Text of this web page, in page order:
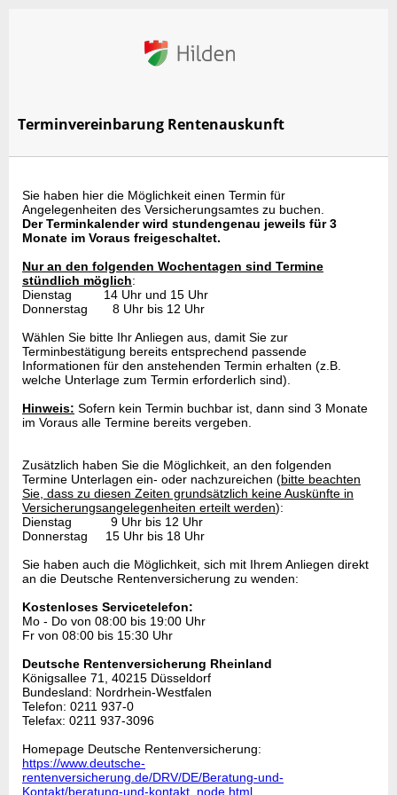
Terminvereinbarung Rentenauskunft
Sie haben hier die Möglichkeit einen Termin für
Angelegenheiten des Versicherungsamtes zu buchen.
Der Terminkalender wird stundengenau jeweils für 3
Monate im Voraus freigeschaltet.
Nur an den folgenden Wochentagen sind Termine
stündlich möglich:
Dienstag 14 Uhr und 15 Uhr
Donnerstag 8 Uhr bis 12 Uhr
Wählen Sie bitte Ihr Anliegen aus, damit Sie zur
Terminbestätigung bereits entsprechend passende
Informationen für den anstehenden Termin erhalten (z.B.
welche Unterlage zum Termin erforderlich sind).
Hinweis: Sofern kein Termin buchbar ist, dann sind 3 Monate
im Voraus alle Termine bereits vergeben.
Zusätzlich haben Sie die Möglichkeit, an den folgenden
Termine Unterlagen ein- oder nachzureichen (bitte beachten
Sie, dass zu diesen Zeiten grundsätzlich keine Auskünfte in
Versicherungsangelegenheiten erteilt werden):
Dienstag 9 Uhr bis 12 Uhr
Donnerstag 15 Uhr bis 18 Uhr
Sie haben auch die Möglichkeit, sich mit Ihrem Anliegen direkt
an die Deutsche Rentenversicherung zu wenden:
Kostenloses Servicetelefon:
Mo - Do von 08:00 bis 19:00 Uhr
Fr von 08:00 bis 15:30 Uhr
Deutsche Rentenversicherung Rheinland
Königsallee 71, 40215 Düsseldorf
Bundesland: Nordrhein-Westfalen
Telefon: 0211 937-0
Telefax: 0211 937-3096
Homepage Deutsche Rentenversicherung:
https://www.deutsche-
rentenversicherung.de/DRV/DE/Beratung-und-
Kontakt/beratung-und-kontakt_node.html